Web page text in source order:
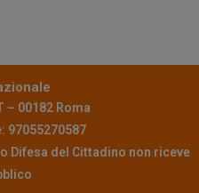
– 00182 Roma
97055270587
Difesa del Cittadino non riceve